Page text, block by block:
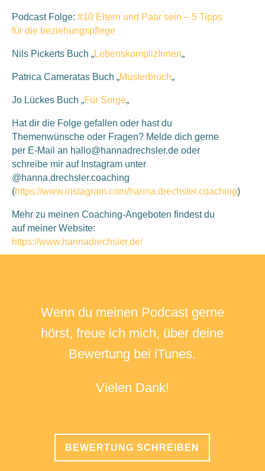
Podcast Folge: #10 Eltern und Paar sein – 5 Tipps
für die beziehungspflege
Nils Pickerts Buch „LebenskomplizInnen„
Patrica Cameratas Buch „Musterbruch„
Jo Lückes Buch „Für Sorge„
Hat dir die Folge gefallen oder hast du
Themenwünsche oder Fragen? Melde dich gerne
per E-Mail an hallo@hannadrechsler.de oder
schreibe mir auf Instagram unter
@hanna.drechsler.coaching
(https://www.instagram.com/hanna.drechsler.coaching)
Mehr zu meinen Coaching-Angeboten findest du
auf meiner Website:
https://www.hannadrechsler.de/
Wenn du meinen Podcast gerne
hörst, freue ich mich, über deine
Bewertung bei iTunes.
Vielen Dank!
BEWERTUNG SCHREIBEN